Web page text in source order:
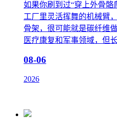
如果你刷到过“穿上外骨
工厂里灵活挥舞的机械臂
骨架，很可能就是碳纤维
医疗康复和军事领域，但
08-06
2026